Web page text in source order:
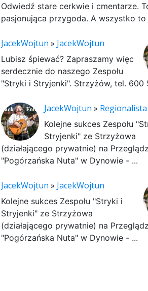
Odwiedź stare cerkwie i cmentarze.
pasjonująca przygoda. A wszystko to
JacekWojtun » JacekWojtun
Lubisz śpiewać? Zapraszamy więc
serdecznie do naszego Zespołu
"Stryki i Stryjenki". Strzyżów, tel. 600
JacekWojtun » Regionalista
Kolejne sukces Zespołu
Stryjenki" ze Strzyżowa
(działającego prywatnie) na
"Pogórzańska Nuta" w Dynowie - ...
JacekWojtun » JacekWojtun
Kolejne sukces Zespołu "Stryki i
Stryjenki" ze Strzyżowa
(działającego prywatnie) na
"Pogórzańska Nuta" w Dynowie - ...